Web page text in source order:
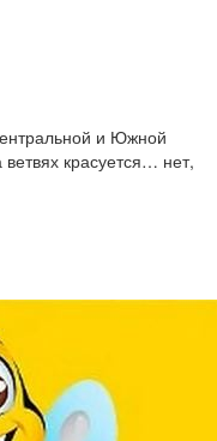
и Южной
красуется… нет,